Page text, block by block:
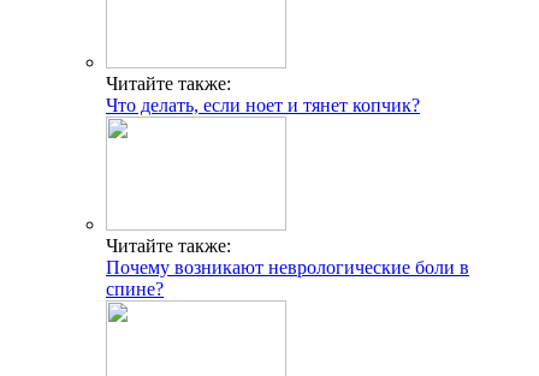
Читайте также:
Что делать, если ноет и тянет копчик?
Читайте также:
Почему возникают неврологические боли в
спине?